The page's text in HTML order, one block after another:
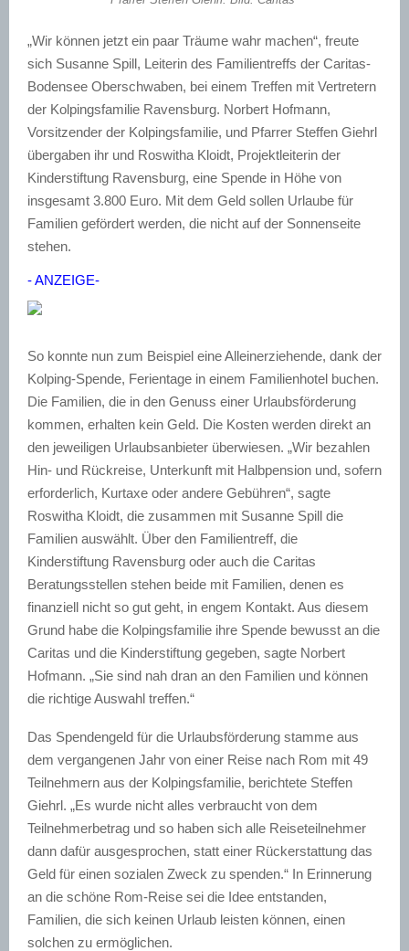
„Wir können jetzt ein paar Träume wahr machen“, freute
sich Susanne Spill, Leiterin des Familientreffs der Caritas-
Bodensee Oberschwaben, bei einem Treffen mit Vertretern
der Kolpingsfamilie Ravensburg. Norbert Hofmann,
Vorsitzender der Kolpingsfamilie, und Pfarrer Steffen Giehrl
übergaben ihr und Roswitha Kloidt, Projektleiterin der
Kinderstiftung Ravensburg, eine Spende in Höhe von
insgesamt 3.800 Euro. Mit dem Geld sollen Urlaube für
Familien gefördert werden, die nicht auf der Sonnenseite
stehen.
- ANZEIGE-
So konnte nun zum Beispiel eine Alleinerziehende, dank der
Kolping-Spende, Ferientage in einem Familienhotel buchen.
Die Familien, die in den Genuss einer Urlaubsförderung
kommen, erhalten kein Geld. Die Kosten werden direkt an
den jeweiligen Urlaubsanbieter überwiesen. „Wir bezahlen
Hin- und Rückreise, Unterkunft mit Halbpension und, sofern
erforderlich, Kurtaxe oder andere Gebühren“, sagte
Roswitha Kloidt, die zusammen mit Susanne Spill die
Familien auswählt. Über den Familientreff, die
Kinderstiftung Ravensburg oder auch die Caritas
Beratungsstellen stehen beide mit Familien, denen es
finanziell nicht so gut geht, in engem Kontakt. Aus diesem
Grund habe die Kolpingsfamilie ihre Spende bewusst an die
Caritas und die Kinderstiftung gegeben, sagte Norbert
Hofmann. „Sie sind nah dran an den Familien und können
die richtige Auswahl treffen.“
Das Spendengeld für die Urlaubsförderung stamme aus
dem vergangenen Jahr von einer Reise nach Rom mit 49
Teilnehmern aus der Kolpingsfamilie, berichtete Steffen
Giehrl. „Es wurde nicht alles verbraucht von dem
Teilnehmerbetrag und so haben sich alle Reiseteilnehmer
dann dafür ausgesprochen, statt einer Rückerstattung das
Geld für einen sozialen Zweck zu spenden.“ In Erinnerung
an die schöne Rom-Reise sei die Idee entstanden,
Familien, die sich keinen Urlaub leisten können, einen
solchen zu ermöglichen.